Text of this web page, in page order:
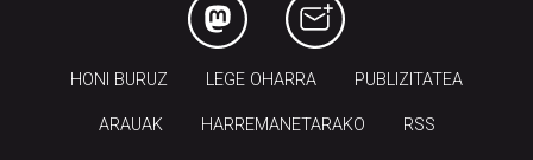
HONI BURUZ LEGE OHARRA PUBLIZITATEA
ARAUAK HARREMANETARAKO RSS